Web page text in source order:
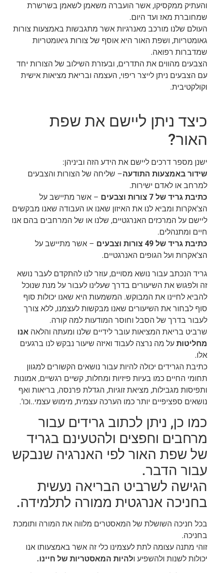
והעתיק ממקסיקו, אשר הועברה משאמן לשאמן בשרשרת
שמחוברת מאז ועד היום.
העולם שלנו מורכב מאנרגיות אשר מתגבשות באמצעות צורות
גאומטריות, ושפת האור היא אוסף של צורות גיאומטריות
שמדברות רפואה.
הצבעים מהווים את התדרים, ובעזרת השילוב של הצורות יחד
עם הצבעים ניתן לייצר ריפוי, העצמה ובריאת מציאות אישית
וקולקטיבית.
כיצד ניתן ליישם את שפת
האור?
ישנן מספר דרכים ליישם את הידע הזה וביניהן:
שידור באמצעות התודעה– שליחה של הצורות והצבעים
למרחב או לאדם ישירות.
כתיבת גריד של 7 צורות וצבעים – אשר מתיישב על
הצ'אקרות ומביא לנו את האיזון שאנו או העבודה שאנו מבקשים
ליישם על המרכזים האנרגטיים, שלנו או של המרחבים בהם אנו
חיים ומתנהלים.
כתיבת גריד של 49 צורות וצבעים – אשר מתיישב על
הצ'אקרות ועל הגופים האנרגטיים.
גריד הנכתב עבור נושא מסויים, עוזר לנו להתקדם לעבר נושא
זה ולפגוש את השיעורים בדרך שעלינו לעבור על מנת שנוכל
להביא לחיינו את המבוקש. המשמעות היא שאנו יכולות סוף
סוף לבחור את השיעורים שאנו מבקשות לעצמנו, ללא צורך
לעבור בדרך של הסבל וחוסר המודעות למה קורה.
שרביט בריאת המציאות עובר לידיים שלנו ומעתה והלאה אנו
מחליטות על מה נרצה לעבוד ואיזה שיעור נבקש לנו ברגעים
אלו.
כתיבת הגרידים יכולה להיות עבור נושאים הקשורים למגוון
תחומי החיים כמו בעיות פיזיות ומחלות, קשיים רגשיים, אמונות
ותפיסות מגבילות, מציאת זוגיות, הגדלת פרנסה, בריאות ואף
נושאים ספציפיים יותר כמו הערכה עצמית, מימוש עצמי..וכו’.
כמו כן, ניתן לכתוב גרידים עבור
מרחבים וחפצים ולהטעינם בגריד
של שפת האור לפי האנרגיה שנבקש
עבור הדבר.
הגישה לשרביט הבריאה נעשית
בחניכה אנרגטית ממורה לתלמידה.
בכל חניכה השושלת של המאסטרים מלווה את המורה ותומכת
בחניכה.
זוהי מתנה עצומה לתת לעצמינו כלי זה אשר באמצעותו אנו
יכולות לשנות ולהשפיע ולהיות המאסטריות של חיינו.